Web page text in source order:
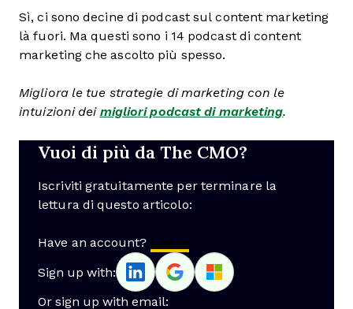
Sì, ci sono decine di podcast sul content marketing
là fuori. Ma questi sono i 14 podcast di content
marketing che ascolto più spesso.
Migliora le tue strategie di marketing con le
intuizioni dei migliori podcast di marketing.
Vuoi di più da The CMO?
Iscriviti gratuitamente per terminare la
lettura di questo articolo:
Have an account? Log In
Sign up with:
Or sign up with email: